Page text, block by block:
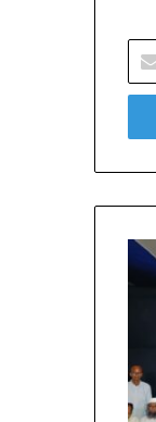
your
৮
এরশাদ
ঘিরে